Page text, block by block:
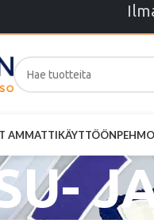
AMMATTIKÄYTTÖÖN